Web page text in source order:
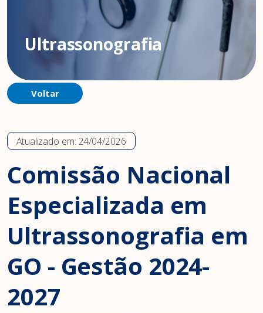
Ultrassonografia
Voltar
Atualizado em: 24/04/2026
Comissão Nacional
Especializada em
Ultrassonografia em
GO - Gestão 2024-
2027